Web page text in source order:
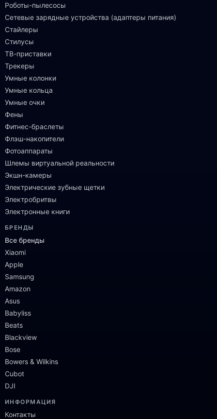
Роботы-пылесосы
Сетевые зарядные устройства (адаптеры питания)
Стайлеры
Стилусы
ТВ-приставки
Трекеры
Умные колонки
Умные кольца
Умные очки
Фены
Фитнес-браслеты
Флэш-накопители
Фотоаппараты
Шлемы виртуальной реальности
Экшн-камеры
Электрические зубные щетки
Электробритвы
Электронные книги
БРЕНДЫ
Все бренды
Xiaomi
Apple
Samsung
Amazon
Asus
Babyliss
Beats
Blackview
Bose
Bowers & Wilkins
Cubot
DJI
ИНФОРМАЦИЯ
Контакты